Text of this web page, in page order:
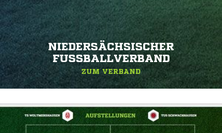
NIEDERSÄCHSISCHER
FUSSBALLVERBAND
ZUM VERBAND